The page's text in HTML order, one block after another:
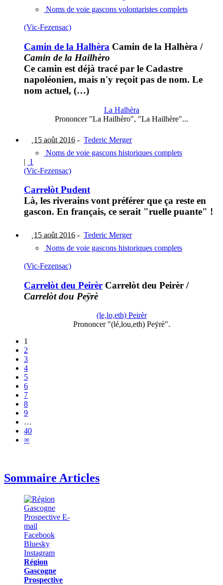
Noms de voie gascons volontaristes complets
(Vic-Fezensac)
Camin de la Halhèra Camin de la Halhèra /
Camin de la Hailhèro
Ce camin est déjà tracé par le Cadastre
napoléonien, mais n'y reçoit pas de nom. Le
nom actuel, (…)
La Halhèra
Prononcer "La Hailhèro", "La Hailhère"...
15 août 2016 - Tederic Merger
Noms de voie gascons historiques complets
| 1
(Vic-Fezensac)
Carrelòt Pudent
Là, les riverains vont préférer que ça reste en
gascon. En français, ce serait "ruelle puante" !
15 août 2016 - Tederic Merger
Noms de voie gascons historiques complets
(Vic-Fezensac)
Carrelòt deu Peirèr Carrelòt deu Peirèr /
Carrelòt dou Peÿrè
(le,lo,eth) Peirèr
Prononcer "(lé,lou,eth) Peÿrè".
1
2
3
4
5
6
7
8
9
…
40
∞
Sommaire Articles
Région
Gascogne
Prospective